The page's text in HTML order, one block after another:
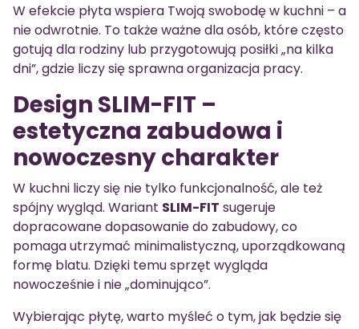
W efekcie płyta wspiera Twoją swobodę w kuchni – a
nie odwrotnie. To także ważne dla osób, które często
gotują dla rodziny lub przygotowują posiłki „na kilka
dni”, gdzie liczy się sprawna organizacja pracy.
Design SLIM-FIT –
estetyczna zabudowa i
nowoczesny charakter
W kuchni liczy się nie tylko funkcjonalność, ale też
spójny wygląd. Wariant SLIM-FIT sugeruje
dopracowane dopasowanie do zabudowy, co
pomaga utrzymać minimalistyczną, uporządkowaną
formę blatu. Dzięki temu sprzęt wygląda
nowocześnie i nie „dominująco”.
Wybierając płytę, warto myśleć o tym, jak będzie się